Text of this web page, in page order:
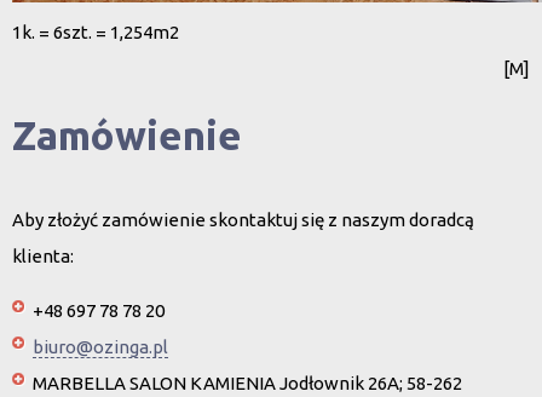
1k. = 6szt. = 1,254m2
[M]
Zamówienie
Aby złożyć zamówienie skontaktuj się z naszym doradcą
klienta:
+48 697 78 78 20
biuro@ozinga.pl
MARBELLA SALON KAMIENIA Jodłownik 26A; 58-262